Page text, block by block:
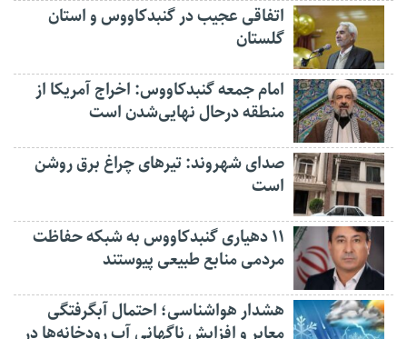
اتفاقی عجیب در‌ گنبدکاووس و استان
گلستان
امام جمعه گنبدکاووس: اخراج آمریکا از
منطقه درحال نهایی‌شدن است
صدای شهروند: تیرهای چراغ برق روشن
است
۱۱ دهیاری گنبدکاووس به شبکه حفاظت
مردمی منابع طبیعی پیوستند
هشدار هواشناسی؛ احتمال آبگرفتگی